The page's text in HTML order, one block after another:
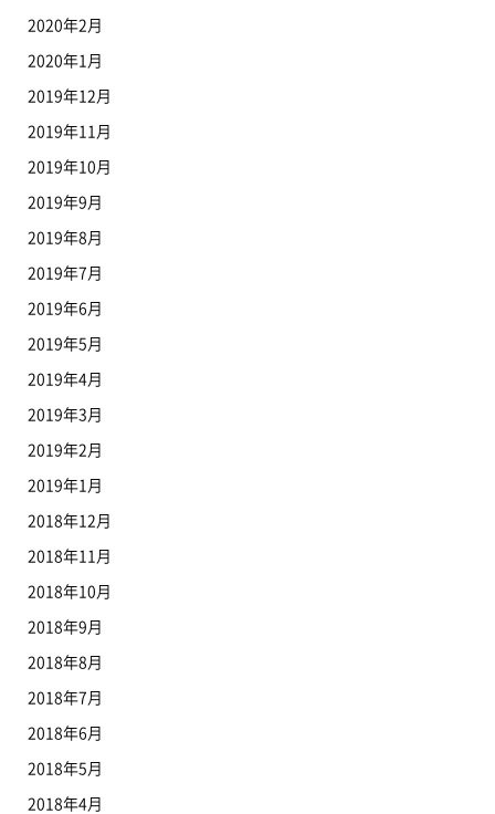
2020年2月
2020年1月
2019年12月
2019年11月
2019年10月
2019年9月
2019年8月
2019年7月
2019年6月
2019年5月
2019年4月
2019年3月
2019年2月
2019年1月
2018年12月
2018年11月
2018年10月
2018年9月
2018年8月
2018年7月
2018年6月
2018年5月
2018年4月